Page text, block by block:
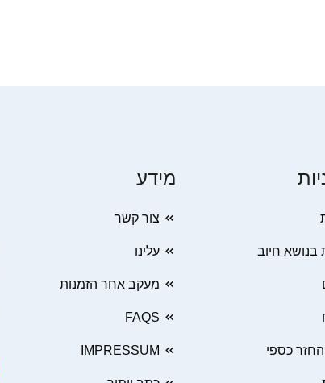
בנושא חיוב
כספי
מידע
צור קשר
עלינו
מעקב אחר הזמנות
FAQS
IMPRESSUM